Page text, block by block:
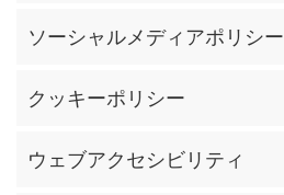
ソーシャルメディアポリシー
クッキーポリシー
ウェブアクセシビリティ